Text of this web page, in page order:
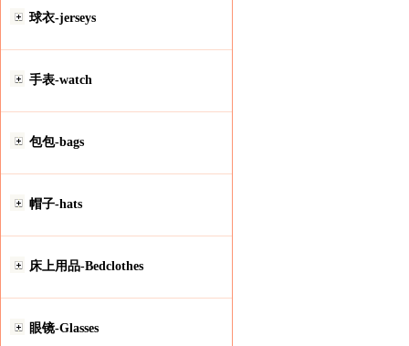
球衣-jerseys
手表-watch
包包-bags
帽子-hats
床上用品-Bedclothes
眼镜-Glasses